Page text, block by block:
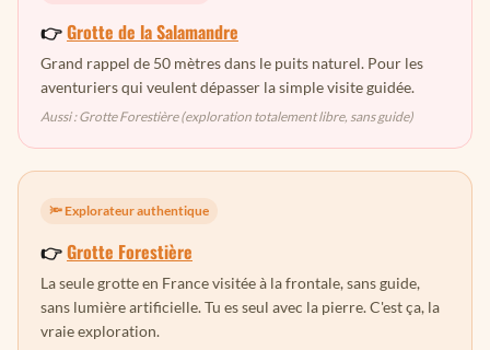
👉Grotte de la Salamandre
Grand rappel de 50 mètres dans le puits naturel. Pour les
aventuriers qui veulent dépasser la simple visite guidée.
Aussi : Grotte Forestière (exploration totalement libre, sans guide)
🔦 Explorateur authentique
👉Grotte Forestière
La seule grotte en France visitée à la frontale, sans guide,
sans lumière artificielle. Tu es seul avec la pierre. C'est ça, la
vraie exploration.